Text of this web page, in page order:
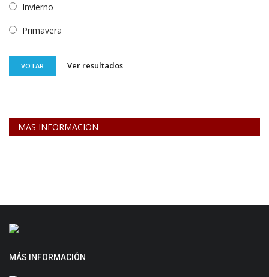
Invierno
Primavera
VOTAR Ver resultados
MAS INFORMACION
MÁS INFORMACIÓN